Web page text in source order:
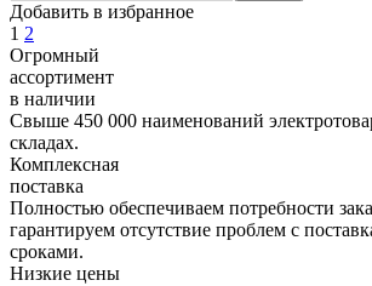
Добавить в избранное
1 2
Огромный
ассортимент
в наличии
Свыше 450 000 наименований
складах.
Комплексная
поставка
Полностью обеспечиваем потребности
гарантируем отсутствие проблем с
сроками.
Низкие цены